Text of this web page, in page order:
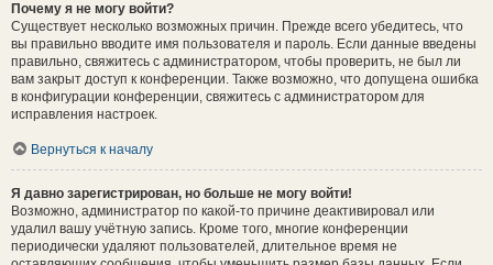
Почему я не могу войти?
Существует несколько возможных причин. Прежде всего убедитесь, что
вы правильно вводите имя пользователя и пароль. Если данные введены
правильно, свяжитесь с администратором, чтобы проверить, не был ли
вам закрыт доступ к конференции. Также возможно, что допущена ошибка
в конфигурации конференции, свяжитесь с администратором для
исправления настроек.
Вернуться к началу
Я давно зарегистрирован, но больше не могу войти!
Возможно, администратор по какой-то причине деактивировал или
удалил вашу учётную запись. Кроме того, многие конференции
периодически удаляют пользователей, длительное время не